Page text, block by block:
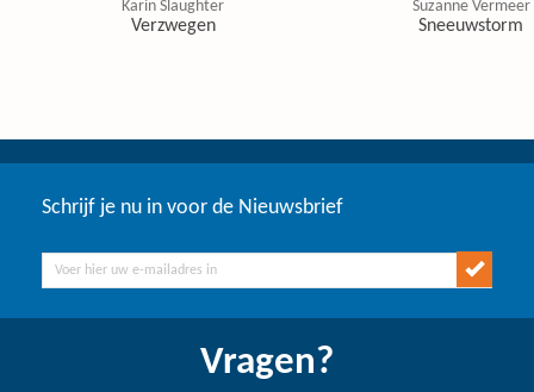
Karin Slaughter
Verzwegen
Suzanne Vermeer
Sneeuwstorm
Schrijf je nu in voor de Nieuwsbrief
Vragen?